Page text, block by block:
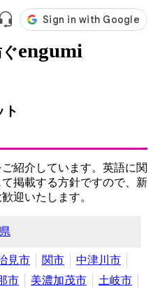
engumi
ト
紹介しています。英語に関
掲載する方針ですので、新
迎いたします。
見市 関市
中津川市
市 美濃加茂市
土岐市